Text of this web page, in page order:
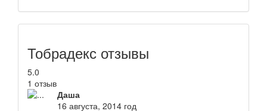
Тобрадекс отзывы
5.0
1 отзыв
Даша
16 августа, 2014 год